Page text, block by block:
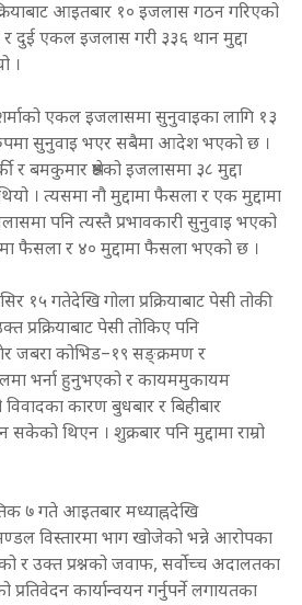
आइतबार १० इजलास गठन गरिएको
दुई एकल इजलास गरी ३३६ थान मुद्दा
।
एकल इजलासमा सुनुवाइका लागि १३
सुनुवाइ भएर सबैमा आदेश भएको छ ।
र बमकुमार श्रेष्ठको इजलासमा ३८ मुद्दा
। त्यसमा नौ मुद्दामा फैसला र एक मुद्दामा
पनि त्यस्तै प्रभावकारी सुनुवाइ भएको
फैसला र ४० मुद्दामा फैसला भएको छ ।
१५ गतेदेखि गोला प्रक्रियाबाट पेसी तोकी
प्रक्रियाबाट पेसी तोकिए पनि
जबरा कोभिड–१९ सङ्क्रमण र
भर्ना हुनुभएको र कायममुकायम
विवादका कारण बुधबार र बिहीबार
थिएन । शुक्रबार पनि मुद्दामा राम्रो
७ गते आइतबार मध्याह्नदेखि
विस्तारमा भाग खोजेको भन्ने आरोपका
र उक्त प्रश्नको जवाफ, सर्वोच्च अदालतका
प्रतिवेदन कार्यान्वयन गर्नुपर्ने लगायतका